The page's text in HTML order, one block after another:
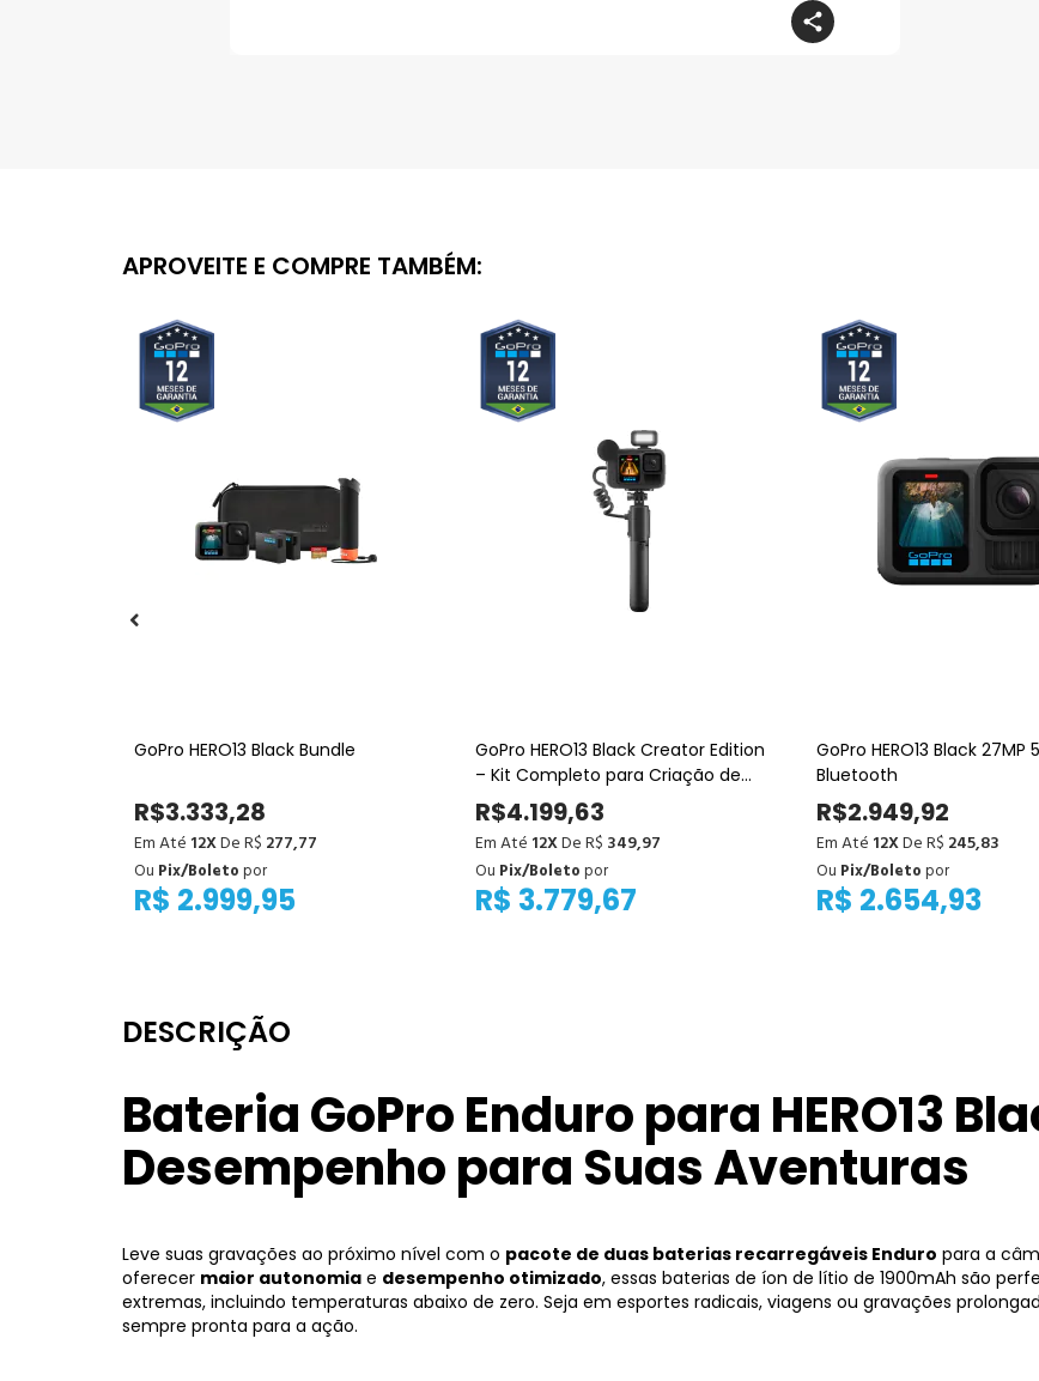
APROVEITE E COMPRE TAMBÉM:
GoPro HERO13 Black Bundle
R$3.333,28
Em Até 12XDe R$ 277,77
R$ 2.999,95
Ou Pix/Boletopor
GoPro HERO13 Black Creator Edition
– Kit Completo para Criação de
Conteúdo
R$4.199,63
Em Até 12XDe R$ 349,97
R$ 3.779,67
Ou Pix/Boletopor
GoPro HERO13 Black 27MP
Bluetooth
R$2.949,92
Em Até 12XDe R$ 245,83
R$ 2.654,93
Ou Pix/Boletopor
DESCRIÇÃO
Bateria GoPro Enduro para HERO13
Desempenho para Suas Aventuras
Leve suas gravações ao próximo nível com o pacote de duas baterias recarregáveis Enduro para a
oferecer maior autonomia e desempenho otimizado, essas baterias de íon de lítio de 1900mAh são
extremas, incluindo temperaturas abaixo de zero. Seja em esportes radicais, viagens ou gravações
sempre pronta para a ação.